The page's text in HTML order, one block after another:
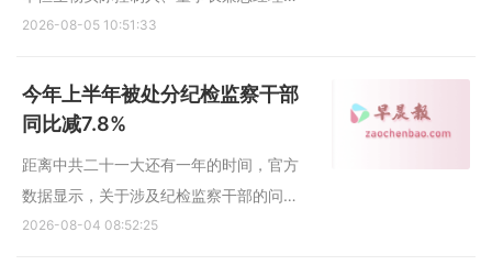
恒华因涉嫌非法吸收公众存款罪，被检察
报》报道，华恒生物上星期六（8月1日）
发布公告，披露上述消息。 华恒生物此前
2026-08-05 10:51:33
今年上半年被处分纪检监察干部
同比减7.8%
距离中共二十一大还有一年的时间，官方
数据显示，关于涉及纪检监察干部的问
题，今年上半年被处分的纪检监察干部人
2026-08-04 08:52:25